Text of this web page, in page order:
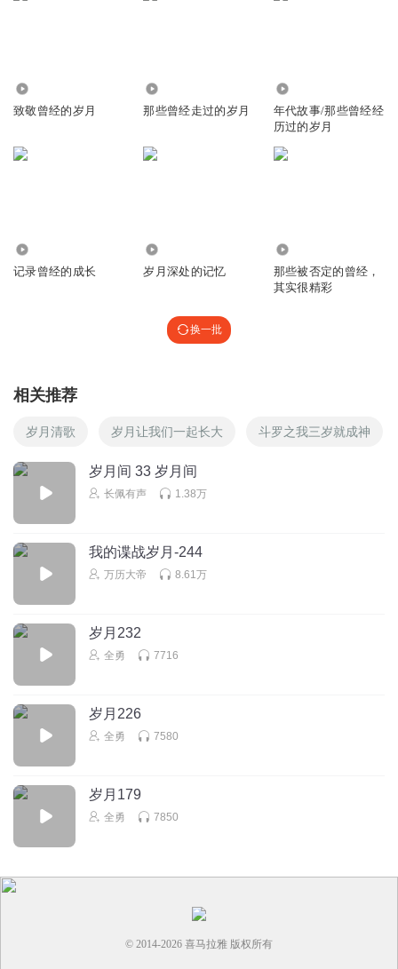
每集开头的背景音乐声太吵了
回复 2020-09-01 2
致敬曾经的岁月 那些曾经走过的岁月
年代故事/那些曾经经
历过的岁月
记录曾经的成长 岁月深处的记忆
那些被否定的曾经，
其实很精彩
换一批
相关推荐
岁月清歌 岁月让我们一起长大 斗罗之我三岁就成神
岁月间 33 岁月间
长佩有声 1.38万
我的谍战岁月-244
万历大帝 8.61万
岁月232
全勇 7716
岁月226
全勇 7580
岁月179
全勇 7850
© 2014-2026 喜马拉雅 版权所有